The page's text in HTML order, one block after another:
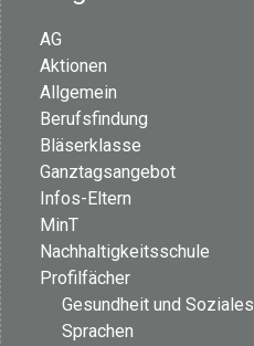
AG
Aktionen
Allgemein
Berufsfindung
Bläserklasse
Ganztagsangebot
Infos-Eltern
MinT
Nachhaltigkeitsschule
Profilfächer
Gesundheit und Soziales
Sprachen